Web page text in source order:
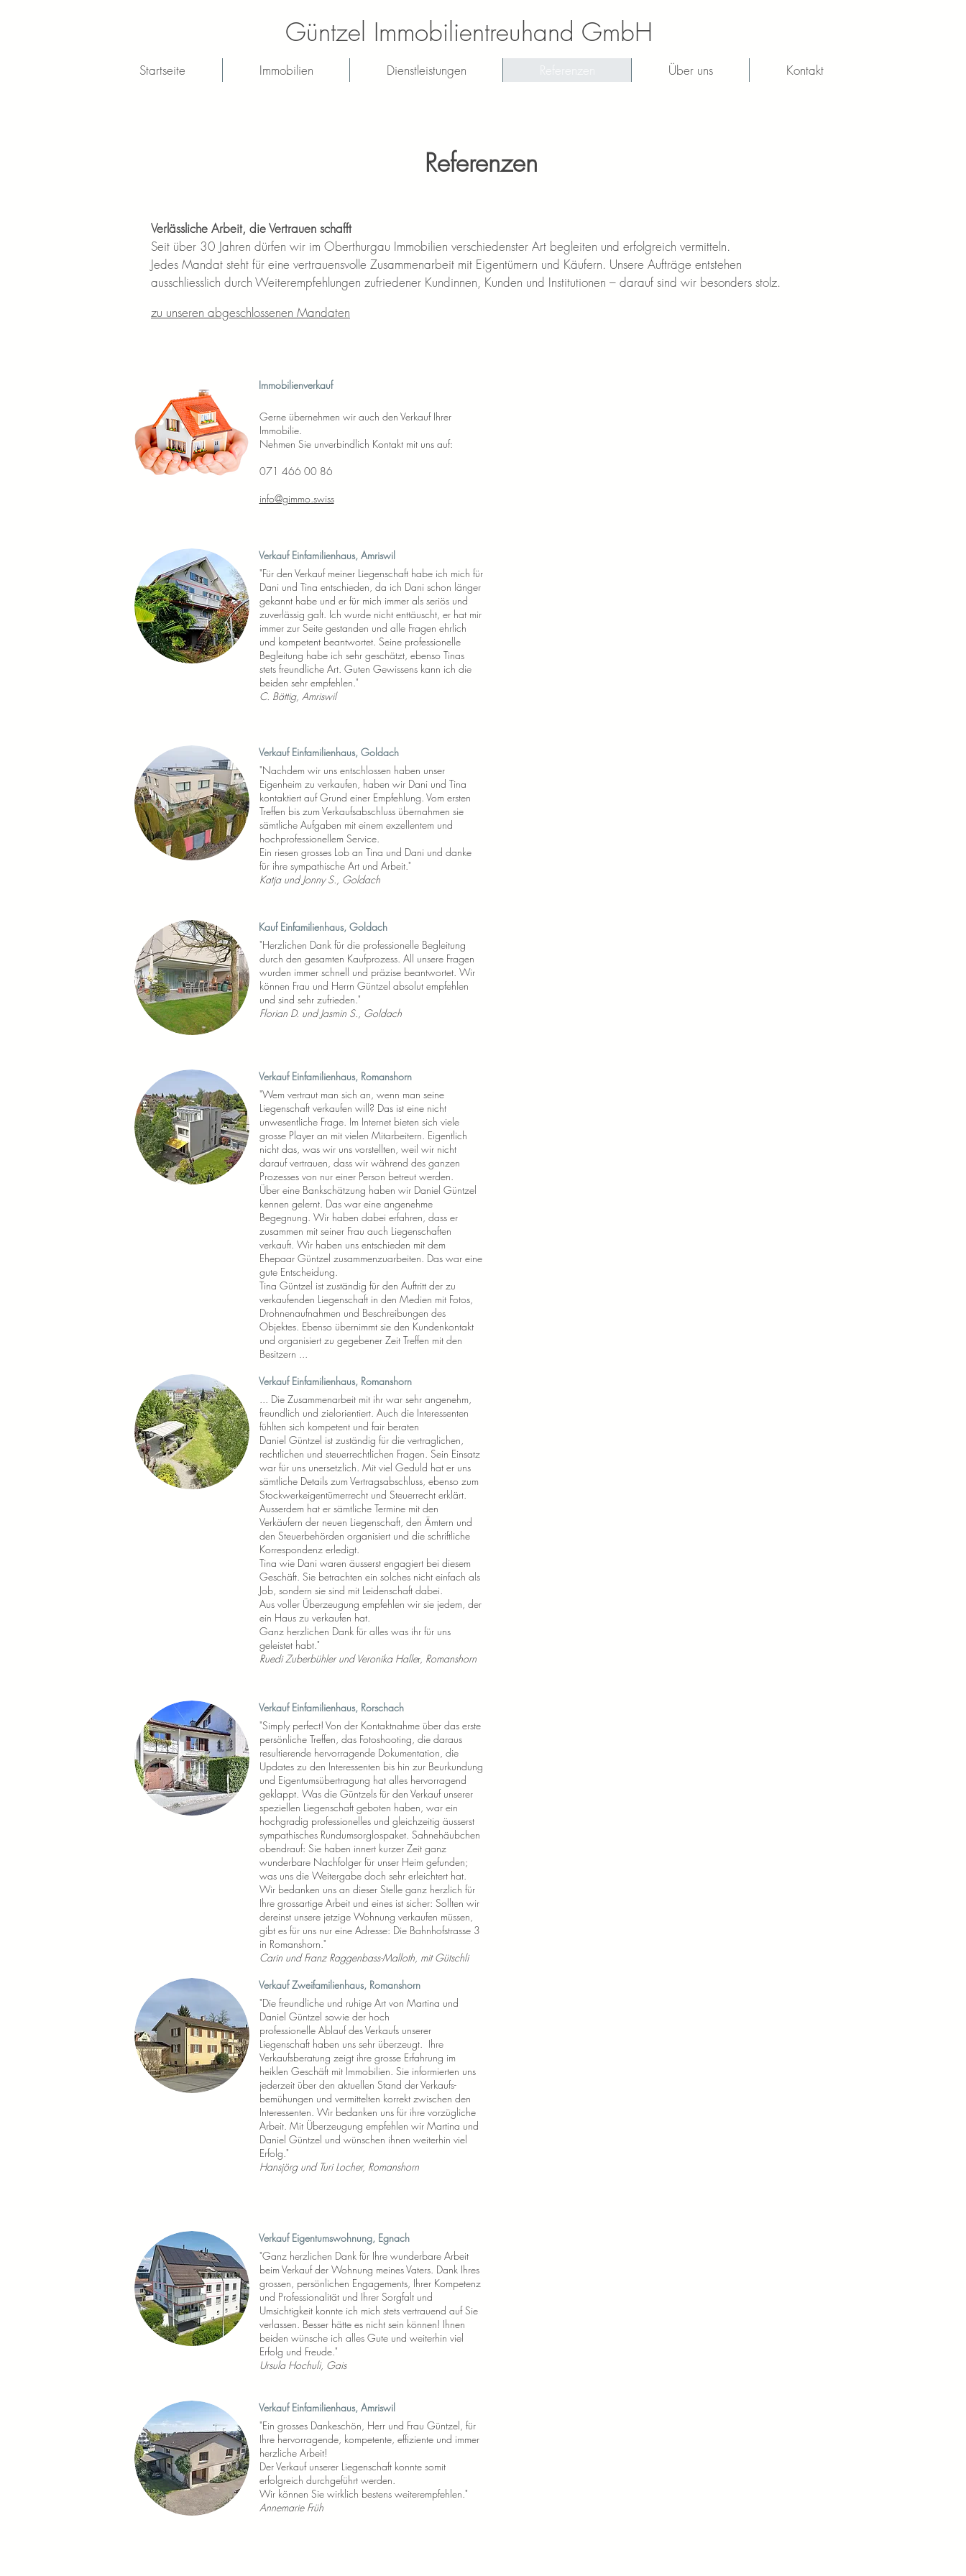
Güntzel Immobilientreuhand GmbH
Startseite Immobilien Dienstleistungen Referenzen Über uns Kontakt
Referenzen
Verlässliche Arbeit, die Vertrauen schafft
Seit über 30 Jahren dürfen wir im Oberthurgau Immobilien verschiedenster Art begleiten und erfolgreich vermitteln.
Jedes Mandat steht für eine vertrauensvolle Zusammenarbeit mit Eigentümern und Käufern. Unsere Aufträge entstehen
ausschliesslich durch Weiterempfehlungen zufriedener Kundinnen, Kunden und Institutionen – darauf sind wir besonders stolz.
zu unseren abgeschlossenen Mandaten
Immobilienverkauf
Gerne übernehmen wir auch den Verkauf Ihrer
Immobilie.
Nehmen Sie unverbindlich Kontakt mit uns auf:
071 466 00 86
info@gimmo.swiss
Verkauf Einfamilienhaus, Amriswil
"Für den Verkauf meiner Liegenschaft habe ich mich für
Dani und Tina entschieden, da ich Dani schon länger
gekannt habe und er für mich immer als seriös und
zuverlässig galt. Ich wurde nicht enttäuscht, er hat mir
immer zur Seite gestanden und alle Fragen ehrlich
und kompetent beantwortet. Seine professionelle
Begleitung habe ich sehr geschätzt, ebenso Tinas
stets freundliche Art. Guten Gewissens kann ich die
beiden sehr empfehlen."
C. Bättig, Amriswil
Verkauf Einfamilienhaus, Goldach
"Nachdem wir uns entschlossen haben unser
Eigenheim zu verkaufen, haben wir Dani und Tina
kontaktiert auf Grund einer Empfehlung. Vom ersten
Treffen bis zum Verkaufsabschluss übernahmen sie
sämtliche Aufgaben mit einem exzellentem und
hochprofessionellem Service.
Ein riesen grosses Lob an Tina und Dani und danke
für ihre sympathische Art und Arbeit."
Katja und Jonny S., Goldach
Kauf Einfamilienhaus, Goldach
"Herzlichen Dank für die professionelle Begleitung
durch den gesamten Kaufprozess. All unsere Fragen
wurden immer schnell und präzise beantwortet. Wir
können Frau und Herrn Güntzel absolut empfehlen
und sind sehr zufrieden."
Florian D. und Jasmin S., Goldach
Verkauf Einfamilienhaus, Romanshorn
"Wem vertraut man sich an, wenn man seine
Liegenschaft verkaufen will? Das ist eine nicht
unwesentliche Frage. Im Internet bieten sich viele
grosse Player an mit vielen Mitarbeitern. Eigentlich
nicht das, was wir uns vorstellten, weil wir nicht
darauf vertrauen, dass wir während des ganzen
Prozesses von nur einer Person betreut werden.
Über eine Bankschätzung haben wir Daniel Güntzel
kennen gelernt. Das war eine angenehme
Begegnung. Wir haben dabei erfahren, dass er
zusammen mit seiner Frau auch Liegenschaften
verkauft. Wir haben uns entschieden mit dem
Ehepaar Güntzel zusammenzuarbeiten. Das war eine
gute Entscheidung.
Tina Güntzel ist zuständig für den Auftritt der zu
verkaufenden Liegenschaft in den Medien mit Fotos,
Drohnenaufnahmen und Beschreibungen des
Objektes. Ebenso übernimmt sie den Kundenkontakt
und organisiert zu gegebener Zeit Treffen mit den
Besitzern ...
Verkauf Einfamilienhaus, Romanshorn
... Die Zusammenarbeit mit ihr war sehr angenehm,
freundlich und zielorientiert. Auch die Interessenten
fühlten sich kompetent und fair beraten
Daniel Güntzel ist zuständig für die vertraglichen,
rechtlichen und steuerrechtlichen Fragen. Sein Einsatz
war für uns unersetzlich. Mit viel Geduld hat er uns
sämtliche Details zum Vertragsabschluss, ebenso zum
Stockwerkeigentümerrecht und Steuerrecht erklärt.
Ausserdem hat er sämtliche Termine mit den
Verkäufern der neuen Liegenschaft, den Ämtern und
den Steuerbehörden organisiert und die schriftliche
Korrespondenz erledigt.
Tina wie Dani waren äusserst engagiert bei diesem
Geschäft. Sie betrachten ein solches nicht einfach als
Job, sondern sie sind mit Leidenschaft dabei.
Aus voller Überzeugung empfehlen wir sie jedem, der
ein Haus zu verkaufen hat.
Ganz herzlichen Dank für alles was ihr für uns
geleistet habt."
Ruedi Zuberbühler und Veronika Haller, Romanshorn
Verkauf Einfamilienhaus, Rorschach
"Simply perfect! Von der Kontaktnahme über das erste
persönliche Treffen, das Fotoshooting, die daraus
resultierende hervorragende Dokumentation, die
Updates zu den Interessenten bis hin zur Beurkundung
und Eigentumsübertragung hat alles hervorragend
geklappt. Was die Güntzels für den Verkauf unserer
speziellen Liegenschaft geboten haben, war ein
hochgradig professionelles und gleichzeitig äusserst
sympathisches Rundumsorglospaket. Sahnehäubchen
obendrauf: Sie haben innert kurzer Zeit ganz
wunderbare Nachfolger für unser Heim gefunden;
was uns die Weitergabe doch sehr erleichtert hat.
Wir bedanken uns an dieser Stelle ganz herzlich für
Ihre grossartige Arbeit und eines ist sicher: Sollten wir
dereinst unsere jetzige Wohnung verkaufen müssen,
gibt es für uns nur eine Adresse: Die Bahnhofstrasse 3
in Romanshorn."
Carin und Franz Raggenbass-Malloth, mit Gütschli
Verkauf Zweifamilienhaus, Romanshorn
"Die freundliche und ruhige Art von Martina und
Daniel Güntzel sowie der hoch
professionelle Ablauf des Verkaufs unserer
Liegenschaft haben uns sehr überzeugt. Ihre
Verkaufsberatung zeigt ihre grosse Erfahrung im
heiklen Geschäft mit Immobilien. Sie informierten uns
jederzeit über den aktuellen Stand der Verkaufs-
bemühungen und vermittelten korrekt zwischen den
Interessenten. Wir bedanken uns für ihre vorzügliche
Arbeit. Mit Überzeugung empfehlen wir Martina und
Daniel Güntzel und wünschen ihnen weiterhin viel
Erfolg."
Hansjörg und Turi Locher, Romanshorn
Verkauf Eigentumswohnung, Egnach
"Ganz herzlichen Dank für Ihre wunderbare Arbeit
beim Verkauf der Wohnung meines Vaters. Dank Ihres
grossen, persönlichen Engagements, Ihrer Kompetenz
und Professionalität und Ihrer Sorgfalt und
Umsichtigkeit konnte ich mich stets vertrauend auf Sie
verlassen. Besser hätte es nicht sein können! Ihnen
beiden wünsche ich alles Gute und weiterhin viel
Erfolg und Freude."
Ursula Hochuli, Gais
Verkauf Einfamilienhaus, Amriswil
"Ein grosses Dankeschön, Herr und Frau Güntzel, für
Ihre hervorragende, kompetente, effiziente und immer
herzliche Arbeit!
Der Verkauf unserer Liegenschaft konnte somit
erfolgreich durchgeführt werden.
Wir können Sie wirklich bestens weiterempfehlen."
Annemarie Früh